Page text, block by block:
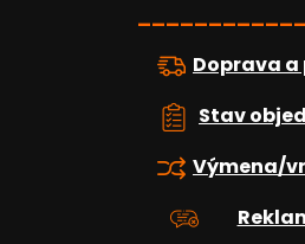
Doprava
Stav
Výmena/